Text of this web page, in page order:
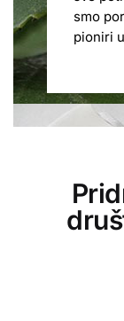
smo
pioniri